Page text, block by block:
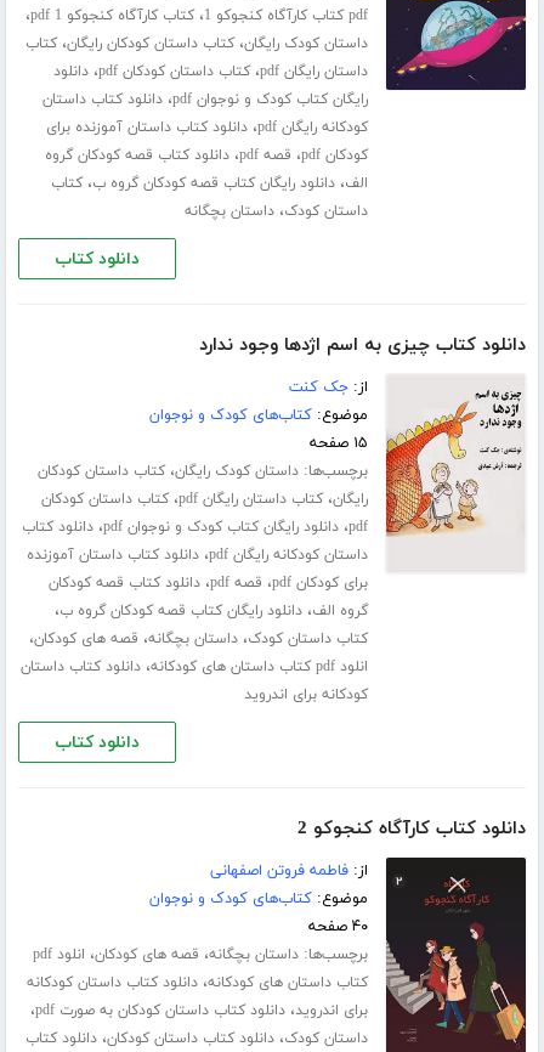
pdf کتاب کارآگاه کنجوکو 1
،کتاب کارآگاه کنجوکو 1 pdf ،
داستان کودک رایگان،کتاب داستان کودکان رایگان،کتاب
داستان رایگان pdf
،کتاب داستان کودکان pdf ،دانلود
رایگان کتاب کودک و نوجوان pdf
،دانلود کتاب داستان
کودکانه رایگان pdf
،دانلود کتاب داستان آموزنده برای
کودکان pdf
، قصه pdf ،دانلود کتاب قصه کودکان گروه
الف،دانلود رایگان کتاب قصه کودکان گروه ب،کتاب
داستان کودک،داستان بچگانه
دانلود کتاب
دانلود کتاب چیزی به اسم اژدها وجود ندارد
از:جک کنت
موضوع:کتاب‌های کودک و نوجوان
۱۵ صفحه
برچسب‌ها:داستان کودک رایگان،کتاب داستان کودکان
رایگان،کتاب داستان رایگان pdf ،کتاب داستان کودکان
pdf،دانلود رایگان کتاب کودک و نوجوان pdf ،دانلود کتاب
داستان کودکانه رایگان pdf
،دانلود کتاب داستان آموزنده
برای کودکان pdf
، قصه pdf ،دانلود کتاب قصه کودکان
گروه الف،دانلود رایگان کتاب قصه کودکان گروه ب،
کتاب داستان کودک،داستان بچگانه، قصه های کودکان،
انلود pdf کتاب داستان های کودکانه ،دانلود کتاب داستان
کودکانه برای اندروید
دانلود کتاب
دانلود کتاب کارآگاه کنجوکو 2
از:فاطمه فروتن اصفهانی
موضوع:کتاب‌های کودک و نوجوان
۴۰ صفحه
برچسب‌ها:داستان بچگانه، قصه های کودکان،
انلود pdf
کتاب داستان های کودکانه،دانلود کتاب داستان کودکانه
برای اندروید،دانلود کتاب داستان کودکان به صورت pdf ،
داستان کودک،دانلود کتاب داستان کودکان،دانلود کتاب